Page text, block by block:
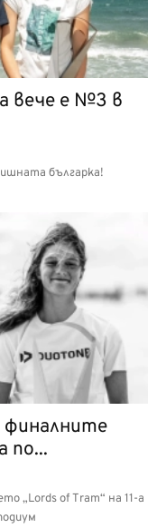
вече е №3 в
българка!
финалните
по...
„Lords of Tram“ на 11-а